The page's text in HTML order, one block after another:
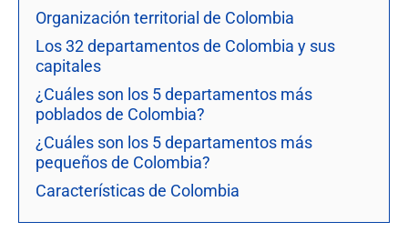
Organización territorial de Colombia
Los 32 departamentos de Colombia y sus
capitales
¿Cuáles son los 5 departamentos más
poblados de Colombia?
¿Cuáles son los 5 departamentos más
pequeños de Colombia?
Características de Colombia